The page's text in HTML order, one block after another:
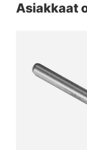
Asiakkaat